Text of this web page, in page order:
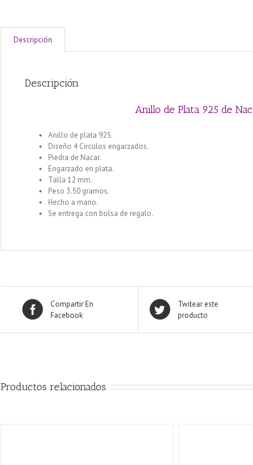
Descripción
Descripción
Anillo de Plata 925 de
Anillo de plata 925.
Diseño 4 Circulos engarzados.
Piedra de Nacar.
Engarzado en plata.
Talla 12 mm.
Peso 3.50 gramos.
Hecho a mano.
Se entrega con bolsa de regalo.
Compartir En
Facebook
Twitear este
producto
Productos relacionados